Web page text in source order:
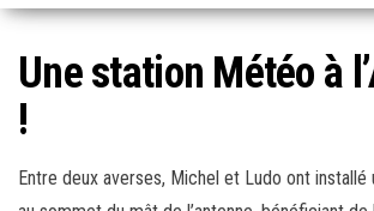
Une station Météo à
!
Entre deux averses, Michel et Ludo ont